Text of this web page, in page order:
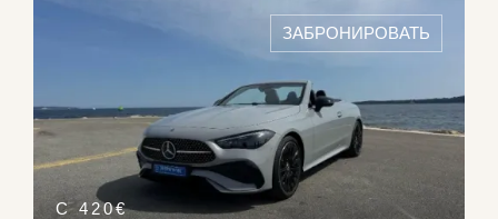
ЗАБРОНИРОВАТЬ
С 420€